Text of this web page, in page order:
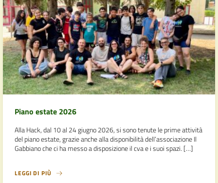
Piano estate 2026
Alla Hack, dal 10 al 24 giugno 2026, si sono tenute le prime attività
del piano estate, grazie anche alla disponibilità dell’associazione Il
Gabbiano che ci ha messo a disposizione il cva e i suoi spazi. […]
LEGGI DI PIÙ